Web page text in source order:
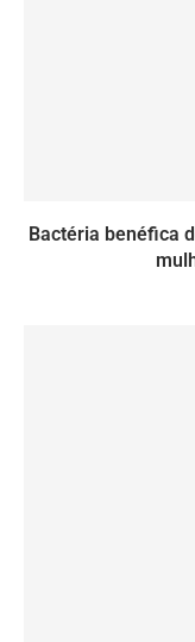
Bactéria benéfica